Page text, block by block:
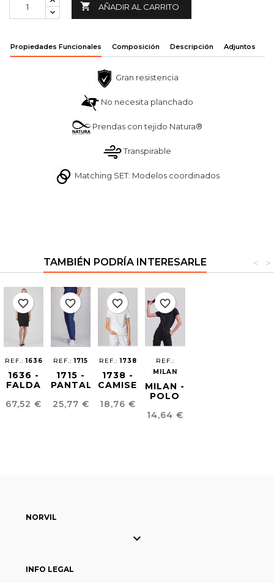
 AÑADIR AL CARRITO
Propiedades Funcionales Composición Descripción Adjuntos
Gran resistencia
No necesita planchado
Prendas con tejido Natura®
Transpirable
Matching SET: Modelos coordinados
TAMBIÉN PODRÍA INTERESARLE >
<
REF.:1636
1636 -
FALDA
IRON
Precio
67,52 €
favorite_border
REF.:1715
1715 -
PANTALÓN
UNISEX
Precio
25,77 €
favorite_border
REF.:1738
1738 -
CAMISETA
MUJER
Precio
18,76 €
favorite_border
REF.:
MILAN
MILAN -
POLO
MUJER
Precio
14,64 €
favorite_border
NORVIL

INFO LEGAL